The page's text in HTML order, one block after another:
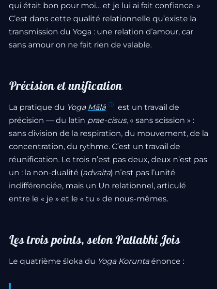
qui était bon pour moi… et je lui ai fait confiance. »
C’est dans cette qualité relationnelle qu’existe la
transmission du Yoga : une relation d’amour, car
sans amour on ne fait rien de valable.
Précision et unification
La pratique du Yoga Mālā
est un travail de
précision — du latin prae-cisus, « sans scission » :
sans division de la respiration, du mouvement, de la
concentration, du rythme. C’est un travail de
réunification. Le trois n’est pas deux, deux n’est pas
un : la non-dualité (advaita) n’est pas l’unité
indifférenciée, mais un Un relationnel, articulé
entre le « je » et le « tu » de nous-mêmes.
Les trois points, selon Pattabhi Jois
Le quatrième śloka du Yoga Koruntaénonce :